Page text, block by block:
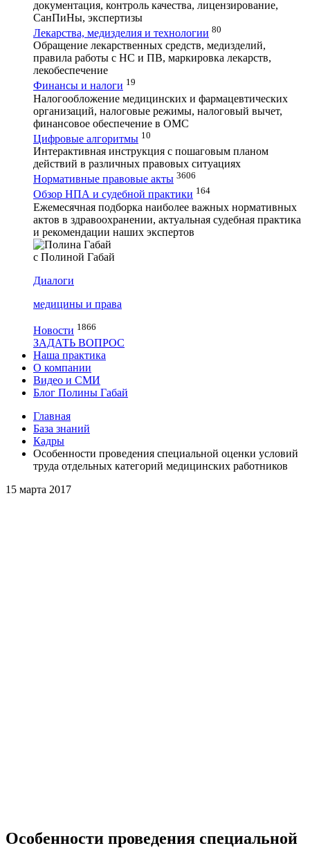
документация, контроль качества, лицензирование,
СанПиНы, экспертизы
Лекарства, медизделия и технологии 80
Обращение лекарственных средств, медизделий,
правила работы с НС и ПВ, маркировка лекарств,
лекобеспечение
Финансы и налоги 19
Налогообложение медицинских и фармацевтических
организаций, налоговые режимы, налоговый вычет,
финансовое обеспечение в ОМС
Цифровые алгоритмы 10
Интерактивная инструкция с пошаговым планом
действий в различных правовых ситуациях
Нормативные правовые акты 3606
Обзор НПА и судебной практики 164
Ежемесячная подборка наиболее важных нормативных
актов в здравоохранении, актуальная судебная практика
и рекомендации наших экспертов
с Полиной Габай
Диалоги
медицины и права
Новости 1866
ЗАДАТЬ ВОПРОС
Наша практика
О компании
Видео и СМИ
Блог Полины Габай
Главная
База знаний
Кадры
Особенности проведения специальной оценки условий
труда отдельных категорий медицинских работников
15 марта 2017
Особенности проведения специальной